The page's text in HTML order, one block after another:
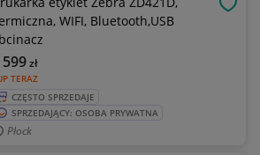
WIFI, Bluetooth,USB
TERAZ
599zł
CZĘSTO SPRZEDAJE
SPRZEDAJĄCY: OSOBA PRYWATNA
Płock